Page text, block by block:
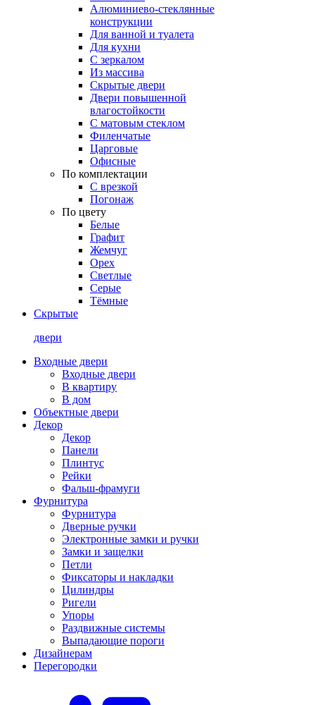
Алюминиево-стеклянные
конструкции
Для ванной и туалета
Для кухни
С зеркалом
Из массива
Скрытые двери
Двери повышенной
влагостойкости
С матовым стеклом
Филенчатые
Царговые
Офисные
По комплектации
С врезкой
Погонаж
По цвету
Белые
Графит
Жемчуг
Орех
Светлые
Серые
Тёмные
Скрытые
двери
Входные двери
Входные двери
В квартиру
В дом
Объектные двери
Декор
Декор
Панели
Плинтус
Рейки
Фальш-фрамуги
Фурнитура
Фурнитура
Дверные ручки
Электронные замки и ручки
Замки и защелки
Петли
Фиксаторы и накладки
Цилиндры
Ригели
Упоры
Раздвижные системы
Выпадающие пороги
Дизайнерам
Перегородки